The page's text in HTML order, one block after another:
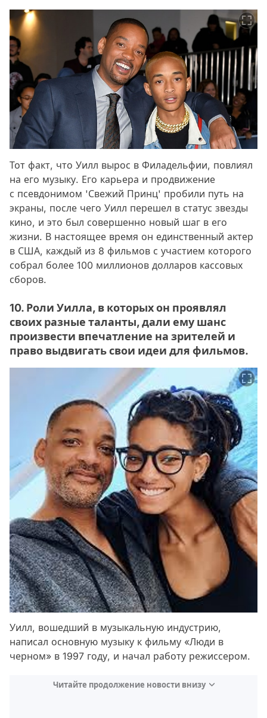
Тот факт, что Уилл вырос в Филадельфии, повлиял
на его музыку. Его карьера и продвижение
с псевдонимом 'Свежий Принц' пробили путь на
экраны, после чего Уилл перешел в статус звезды
кино, и это был совершенно новый шаг в его
жизни. В настоящее время он единственный актер
в США, каждый из 8 фильмов с участием которого
собрал более 100 миллионов долларов кассовых
сборов.
10. Роли Уилла, в которых он проявлял
своих разные таланты, дали ему шанс
произвести впечатление на зрителей и
право выдвигать свои идеи для фильмов.
Уилл, вошедший в музыкальную индустрию,
написал основную музыку к фильму «Люди в
черном» в 1997 году, и начал работу режиссером.
Читайте продолжение новости внизу